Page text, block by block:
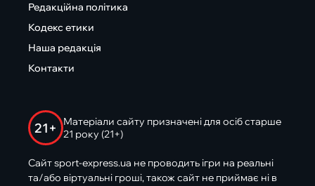
Редакційна політика
Кодекс етики
Наша редакція
Контакти
21+
Матеріали сайту призначені для осіб старше
21 року (21+)
Сайт sport-express.ua не проводить ігри на реальні
та/або віртуальні гроші, також сайт не приймає ні в